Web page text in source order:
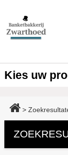
Kies uw
>